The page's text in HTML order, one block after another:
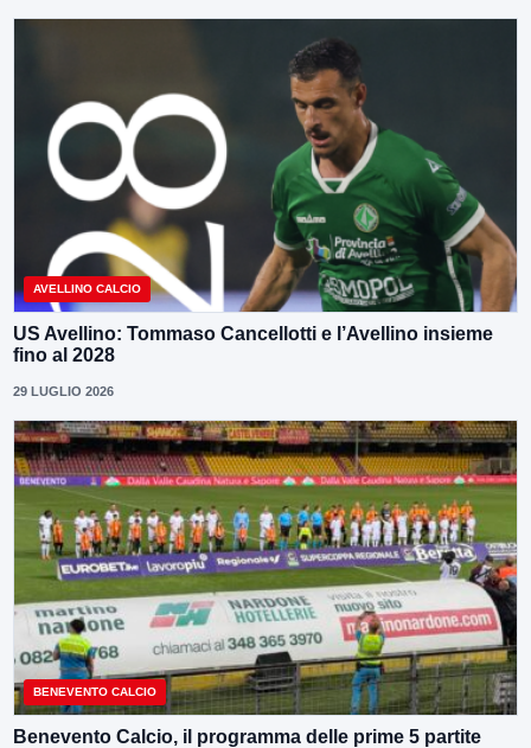
AVELLINO CALCIO
US Avellino: Tommaso Cancellotti e l’Avellino insieme
fino al 2028
29 LUGLIO 2026
BENEVENTO CALCIO
Benevento Calcio, il programma delle prime 5 partite